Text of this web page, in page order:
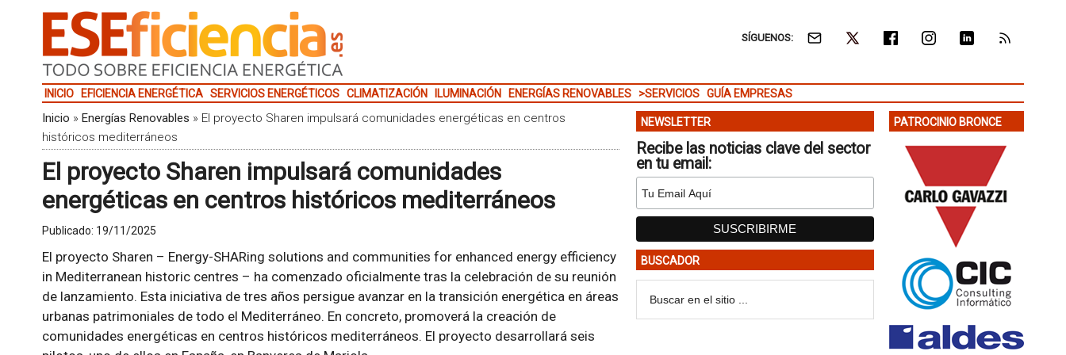
SÍGUENOS:
INICIO EFICIENCIA ENERGÉTICA SERVICIOS ENERGÉTICOS CLIMATIZACIÓN ILUMINACIÓN ENERGÍAS RENOVABLES >SERVICIOS GUÍA EMPRESAS
Inicio » Energías Renovables » El proyecto Sharen impulsará comunidades energéticas en centros
históricos mediterráneos
El proyecto Sharen impulsará comunidades
energéticas en centros históricos mediterráneos
Publicado: 19/11/2025
El proyecto Sharen – Energy-SHARing solutions and communities for enhanced energy efficiency
in Mediterranean historic centres – ha comenzado oficialmente tras la celebración de su reunión
de lanzamiento. Esta iniciativa de tres años persigue avanzar en la transición energética en áreas
urbanas patrimoniales de todo el Mediterráneo. En concreto, promoverá la creación de
comunidades energéticas en centros históricos mediterráneos. El proyecto desarrollará seis
NEWSLETTER
Recibe las noticias clave del sector
en tu email:
BUSCADOR
PATROCINIO BRONCE